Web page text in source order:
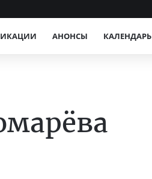
АНОНСЫ КАЛЕНДАРЬ